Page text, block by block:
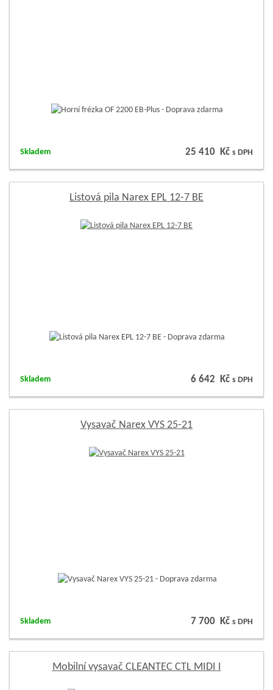
Skladem 25 410 Kčs DPH
Listová pila Narex EPL 12-7 BE
Skladem 6 642 Kčs DPH
Vysavač Narex VYS 25-21
Skladem 7 700 Kčs DPH
Mobilní vysavač CLEANTEC CTL MIDI I